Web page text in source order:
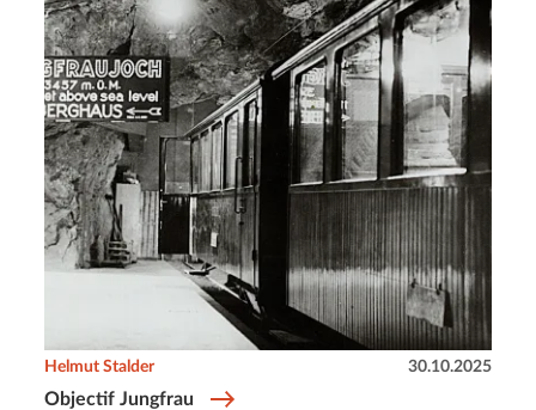
Objectif Jungfrau
Helmut Stalder 30.10.2025